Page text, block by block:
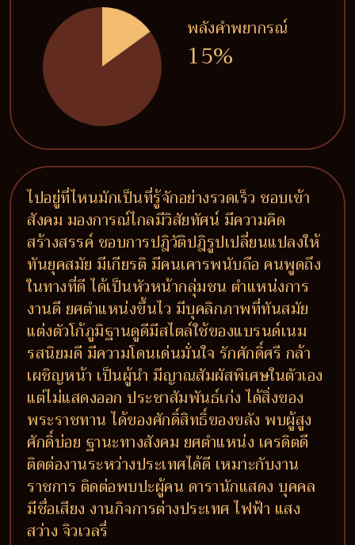
พลังคำพยากรณ์
15%
ไปอยู่ที่ไหนมักเป็นที่รู้จักอย่างรวดเร็ว ชอบเข้า
สังคม มองการณ์ไกลมีวิสัยทัศน์ มีความคิด
สร้างสรรค์ ชอบการปฎิวัติปฎิรูปเปลี่ยนแปลงให้
ทันยุคสมัย มีเกียรติ มีคนเคารพนับถือ คนพูดถึง
ในทางที่ดี ได้เป็นหัวหน้ากลุ่มชน ตำแหน่งการ
งานดี ยศตำแหน่งขึ้นไว มีบุคลิกภาพที่ทันสมัย
แต่งตัวโก้ภูมิฐานดูดีมีสไตล์ใช้ของแบรนด์เนม
รสนิยมดี มีความโดนเด่นมั่นใจ รักศักดิ์ศรี กล้า
เผชิญหน้า เป็นผู้นำ มีญาณสัมผัสพิเศษในตัวเอง
แต่ไม่แสดงออก ประชาสัมพันธ์เก่ง ได้สิ่งของ
พระราชทาน ได้ของศักดิ์สิทธิ์ของขลัง พบผู้สูง
ศักดิ์บ่อย ฐานะทางสังคม ยศตำแหน่ง เครดิตดี
ติดต่องานระหว่างประเทศได้ดี เหมาะกับงาน
ราชการ ติดต่อพบปะผู้คน ดารานักแสดง บุคคล
มีชื่อเสียง งานกิจการต่างประเทศ ไฟฟ้า แสง
สว่าง จิวเวลรี่